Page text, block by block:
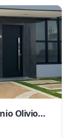
Olivio